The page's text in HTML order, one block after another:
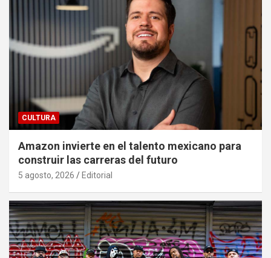
CULTURA
Amazon invierte en el talento mexicano para
construir las carreras del futuro
5 agosto, 2026 Editorial